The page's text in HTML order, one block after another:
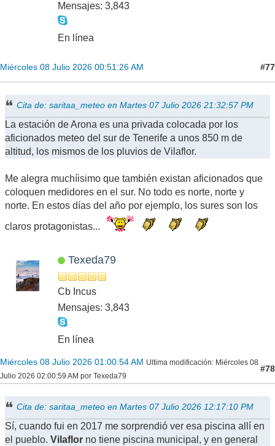
Mensajes: 3,843
En línea
Miércoles 08 Julio 2026 00:51:26 AM #77
Cita de: saritaa_meteo en Martes 07 Julio 2026 21:32:57 PM
La estación de Arona es una privada colocada por los
aficionados meteo del sur de Tenerife a unos 850 m de
altitud, los mismos de los pluvios de Vilaflor.
Me alegra muchíisimo que también existan aficionados que
coloquen medidores en el sur. No todo es norte, norte y
norte. En estos días del año por ejemplo, los sures son los
claros protagonistas...
Texeda79
Cb Incus
Mensajes: 3,843
En línea
Miércoles 08 Julio 2026 01:00:54 AM Ultima modificación: Miércoles 08
Julio 2026 02:00:59 AM por Texeda79
#78
Cita de: saritaa_meteo en Martes 07 Julio 2026 12:17:10 PM
Sí, cuando fui en 2017 me sorprendió ver esa piscina allí en
el pueblo. Vilaflor no tiene piscina municipal, y en general